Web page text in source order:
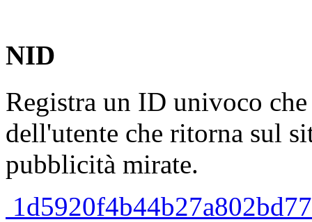
NID
Registra un ID univoco
dell'utente che ritorna sul
pubblicità mirate.